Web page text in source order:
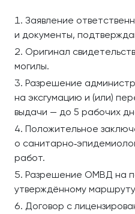
Заявление
и документы,
Оригинал
могилы.
Разрешение
на эксгумацию и (или)
выдачи — до 5 рабочих
Положительное
о
работ.
Разрешение ОМВД на
утверждённому
Договор с